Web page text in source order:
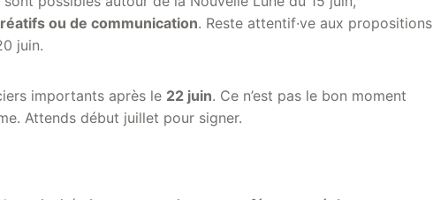
ou de communication. Reste attentif·ve aux propositions
juin.
importants après le 22 juin. Ce n’est pas le bon moment
Attends début juillet pour signer.